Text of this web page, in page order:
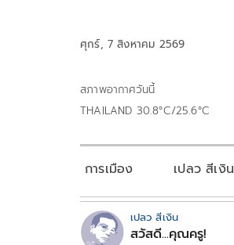
ศุกร์, 7 สิงหาคม 2569
สภาพอากาศวันนี้
THAILAND 30.8°C/25.6°C
การเมือง เปลว สีเงิน
เปลว สีเงิน
สวัสดี...คุณครู!